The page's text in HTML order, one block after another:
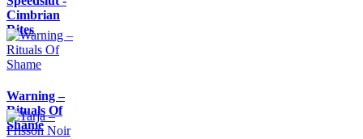
Cimbrian
Rites
Warning –
Rituals Of
Shame